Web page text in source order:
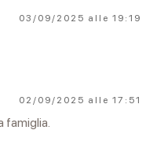
03/09/2025 alle 19:19
02/09/2025 alle 17:51
famiglia.